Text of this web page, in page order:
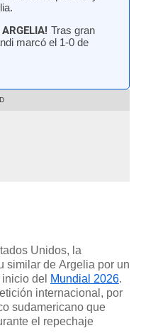
ARGELIA! Tras gran
marcó el 1-0 de
Unidos, la
similar de Argelia por un
del Mundial 2026.
internacional, por
sudamericano que
el repechaje